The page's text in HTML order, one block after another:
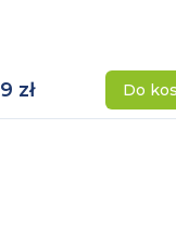
zł Do